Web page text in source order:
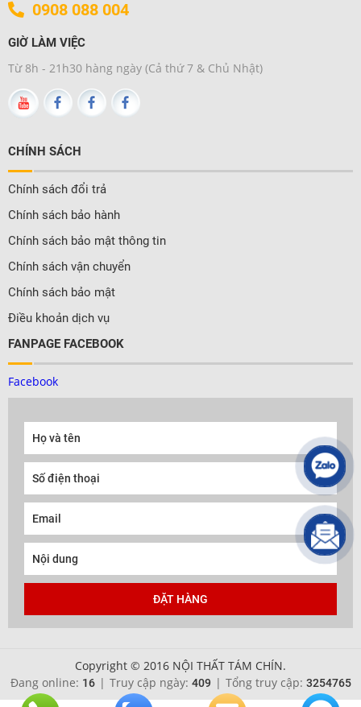
0908 088 004
GIỜ LÀM VIỆC
Từ 8h - 21h30 hàng ngày (Cả thứ 7 & Chủ Nhật)
CHÍNH SÁCH
Chính sách đổi trả
Chính sách bảo hành
Chính sách bảo mật thông tin
Chính sách vận chuyển
Chính sách bảo mật
Điều khoản dịch vụ
FANPAGE FACEBOOK
Facebook
Copyright © 2016 NỘI THẤT TÁM CHÍN.
Đang online: 16 | Truy cập ngày: 409 | Tổng truy cập: 3254765